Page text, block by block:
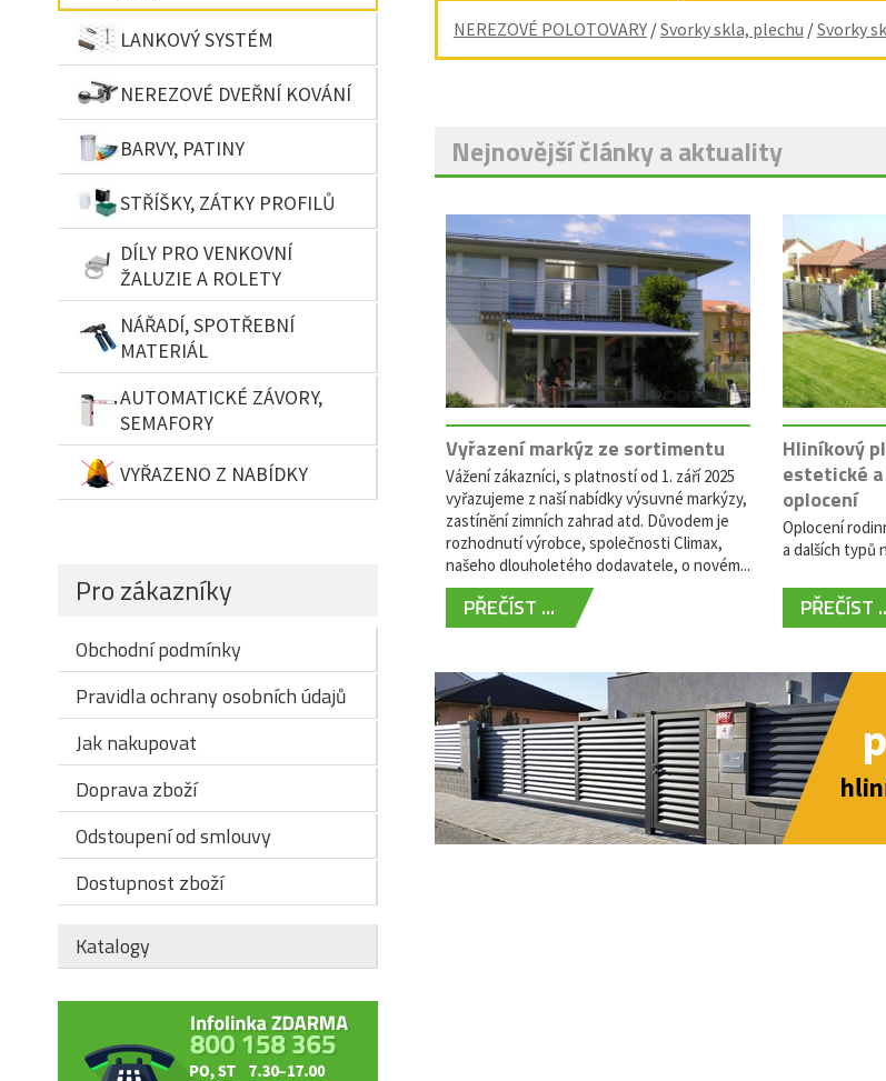
LANKOVÝ SYSTÉM
NEREZOVÉ DVEŘNÍ KOVÁNÍ
BARVY, PATINY
STŘÍŠKY, ZÁTKY PROFILŮ
DÍLY PRO VENKOVNÍ
ŽALUZIE A ROLETY
NÁŘADÍ, SPOTŘEBNÍ
MATERIÁL
AUTOMATICKÉ ZÁVORY,
SEMAFORY
VYŘAZENO Z NABÍDKY
Pro zákazníky
Obchodní podmínky
Pravidla ochrany osobních údajů
Jak nakupovat
Doprava zboží
Odstoupení od smlouvy
Dostupnost zboží
Katalogy
NEREZOVÉ POLOTOVARY/Svorky skla, plechu /Svorky
Nejnovější články a aktuality
Vyřazení markýz ze sortimentu
Vážení zákazníci, s platností od 1. září 2025
vyřazujeme z naší nabídky výsuvné markýzy,
zastínění zimních zahrad atd. Důvodem je
rozhodnutí výrobce, společnosti Climax,
našeho dlouholetého dodavatele, o novém...
PŘEČÍST ...
Hliníkový
estetické
oplocení
Oplocení
a dalších typů
PŘEČÍST